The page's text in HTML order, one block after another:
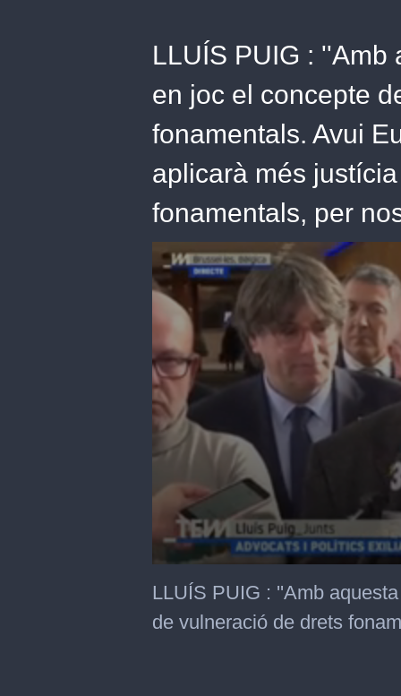
LLUÍS PUIG : ''Amb
en joc el concepte
fonamentals. Avui
aplicarà més
fonamentals, per
seconds
of
39
seconds
LLUÍS PUIG : ''Amb
de vulneració de drets